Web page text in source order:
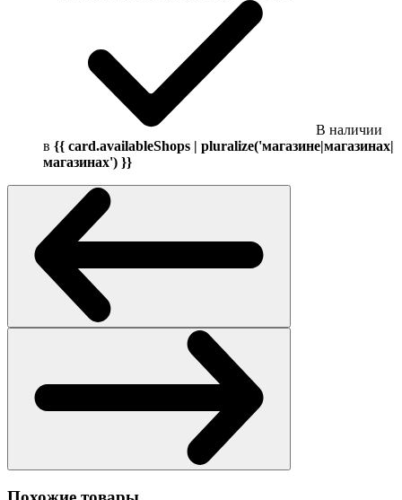
В наличии
в {{ card.availableShops | pluralize('магазине|магазинах|
магазинах') }}